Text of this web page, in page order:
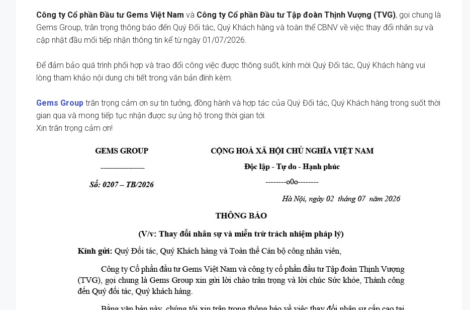
Công ty Cổ phần Đầu tư Gems Việt Nam và Công ty Cổ phần Đầu tư Tập đoàn Thịnh Vượng (TVG), gọi chung là
Gems Group, trân trọng thông báo đến Quý Đối tác, Quý Khách hàng và toàn thể CBNV về việc thay đổi nhân sự và
cập nhật đầu mối tiếp nhận thông tin kể từ ngày 01/07/2026.
Để đảm bảo quá trình phối hợp và trao đổi công việc được thông suốt, kính mời Quý Đối tác, Quý Khách hàng vui
lòng tham khảo nội dung chi tiết trong văn bản đính kèm.
Gems Group trân trọng cảm ơn sự tin tưởng, đồng hành và hợp tác của Quý Đối tác, Quý Khách hàng trong suốt thời
gian qua và mong tiếp tục nhận được sự ủng hộ trong thời gian tới.
Xin trân trọng cảm ơn!